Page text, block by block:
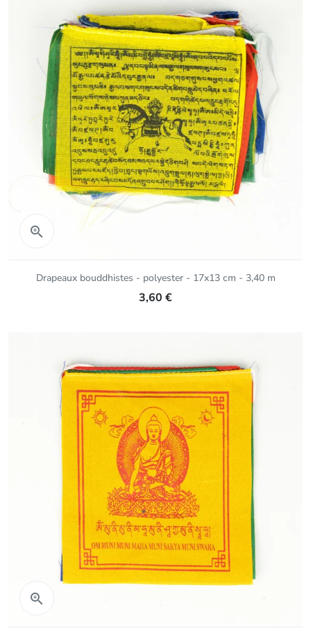
 Aperçu rapide
Drapeaux bouddhistes - polyester - 17x13 cm - 3,40 m
3,60 €
